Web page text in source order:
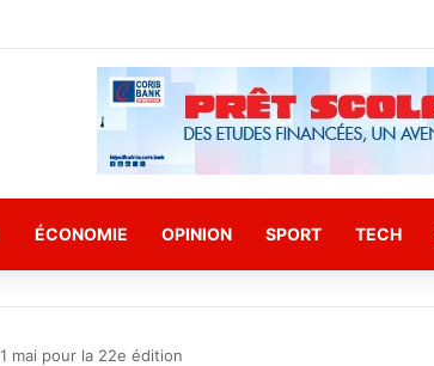
ÉCONOMIE OPINION SPORT TECH
mai pour la 22e édition